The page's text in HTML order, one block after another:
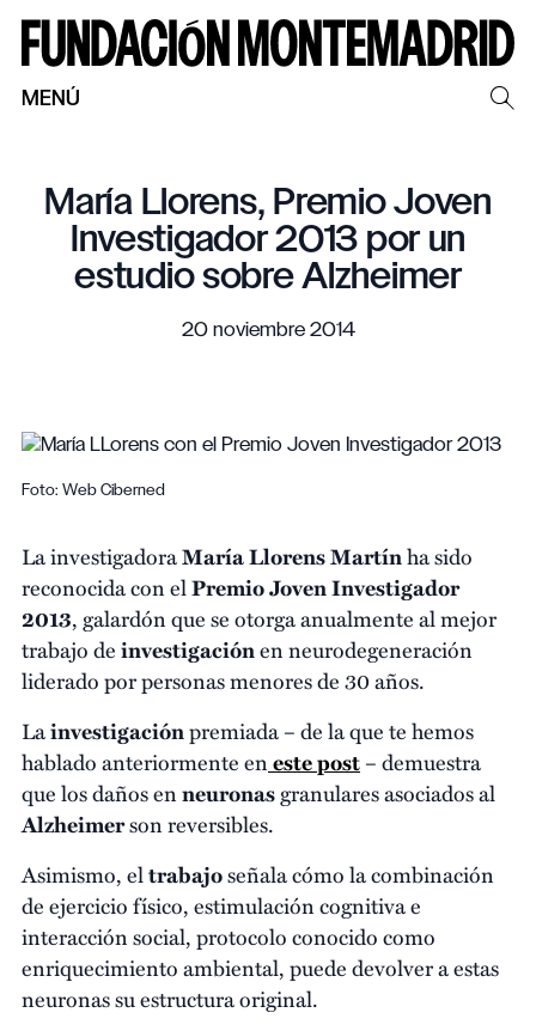
MENÚ
María Llorens, Premio Joven
Investigador 2013 por un
estudio sobre Alzheimer
20 noviembre 2014
Foto: Web Ciberned
La investigadoraMaría Llorens Martínha sido
reconocida con elPremio Joven Investigador
2013, galardón que se otorga anualmente al mejor
trabajo deinvestigaciónen neurodegeneración
liderado por personas menores de 30 años.
Lainvestigaciónpremiada – de la que te hemos
hablado anteriormente eneste post– demuestra
que los daños enneuronasgranulares asociados al
Alzheimerson reversibles.
Asimismo, eltrabajoseñala cómo la combinación
de ejercicio físico, estimulación cognitiva e
interacción social, protocolo conocido como
enriquecimiento ambiental, puede devolver a estas
neuronas su estructura original.